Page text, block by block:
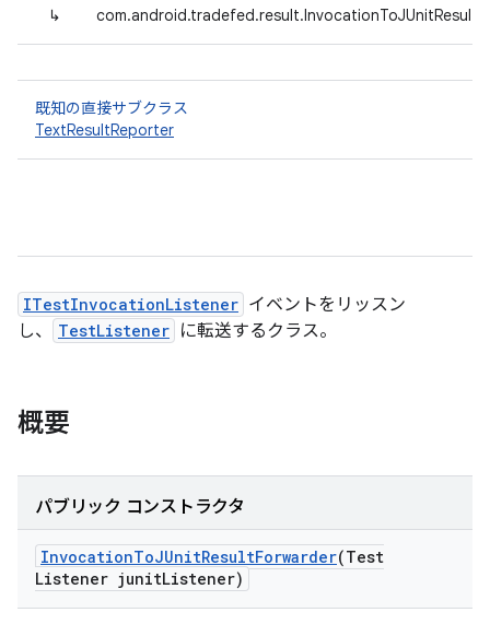
↳
既知の直接サブクラス
TextResultReporter
ITestInvocationListener イベントをリッスン
し、
TestListener に転送するクラス。
概要
パブリック コンストラクタ
InvocationToJUnitResultForwarder(Test
Listener junitListener)